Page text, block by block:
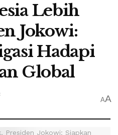
Lebih
Jokowi:
Hadapi
Global
AA